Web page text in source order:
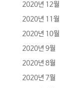
2020년 12월
2020년 11월
2020년 10월
2020년 9월
2020년 8월
2020년 7월